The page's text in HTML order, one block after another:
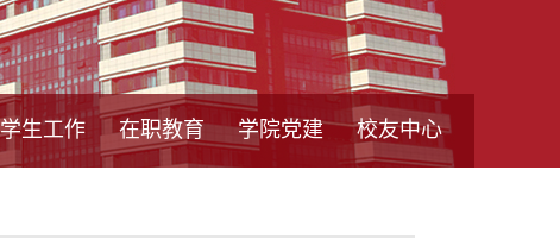
学生工作 在职教育 学院党建 校友中心